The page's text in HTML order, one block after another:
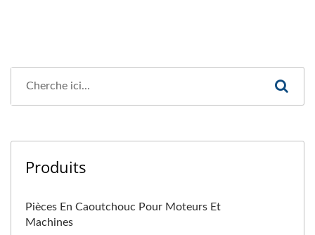
Produits
Pièces En Caoutchouc Pour Moteurs Et
Machines